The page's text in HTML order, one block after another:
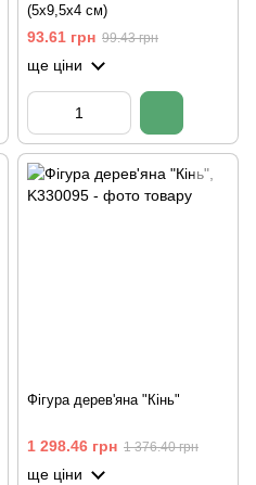
(5х9,5х4 см)
93.61 грн 99.43 грн
ще ціни
Фігура дерев'яна "Кінь"
1 298.46 грн 1 376.40 грн
ще ціни